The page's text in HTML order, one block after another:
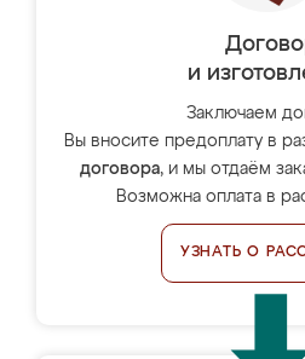
и
Заключаем
Вы вносите предоплату в
договора, и мы отдаём
Возможна оплата в
УЗНАТЬ О